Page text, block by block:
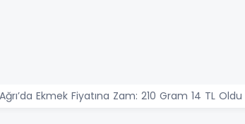
Ağrı’da Ekmek Fiyatına Zam: 210 Gram 14 TL Oldu